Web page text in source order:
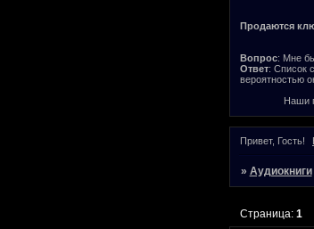
Продаются
Вопрос: Мне
Ответ: Список
вероятностью
Наши
Привет, Гость!
» Аудиокниги
Страница: 1